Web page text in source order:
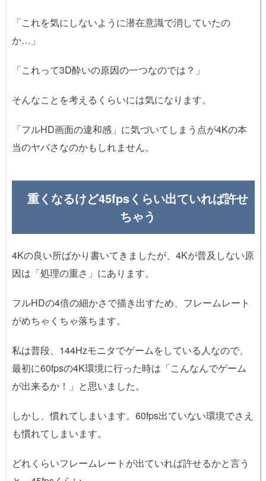
「これを気にしないように潜在意識で消していたの
か…」
「これって3D酔いの原因の一つなのでは？」
そんなことを考えるくらいには気になります。
「フルHD画面の違和感」に気づいてしまう点が4Kの本
当のヤバさなのかもしれません。
重くなるけど45fpsくらい出ていれば許せ
ちゃう
4Kの良い所ばかり書いてきましたが、4Kが普及しない原
因は「処理の重さ」にあります。
フルHDの4倍の細かさで描き出すため、フレームレート
がめちゃくちゃ落ちます。
私は普段、144Hzモニタでゲームをしている人なので、
最初に60fpsの4K環境に行った時は「こんなんでゲーム
が出来るか！」と思いました。
しかし、慣れてしまいます。60fps出ていない環境でさえ
も慣れてしまいます。
どれくらいフレームレートが出ていれば許せるかと言う